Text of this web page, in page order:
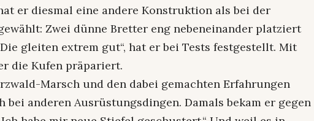
er diesmal eine andere Konstruktion als bei der
Zwei dünne Bretter eng nebeneinander platziert
gleiten extrem gut“, hat er bei Tests festgestellt. Mit
die Kufen präpariert.
Marsch und den dabei gemachten Erfahrungen
anderen Ausrüstungsdingen. Damals bekam er gegen